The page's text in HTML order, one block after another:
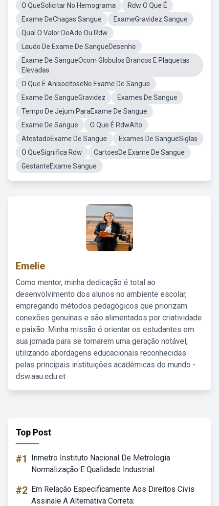
O QueSolicitar No Hemograma
Rdw O Que É
Exame DeChagas Sangue
ExameGravidez Sangue
Qual O Valor DeAde Ou Rdw
Laudo De Exame De SangueDesenho
Exame De SangueOcom Globulos Brancos E Plaquetas
Elevadas
O Que É AnisocitoseNo Exame De Sangue
Exame De SangueGravidez
Exames De Sangue
Tempo De Jejum ParaExame De Sangue
Exame De Sangue
O Que É RdwAlto
AtestadoExame De Sangue
Exames De SangueSiglas
O QueSignifica Rdw
CartoesDe Exame De Sangue
GestanteExame Sangue
Emelie
Como mentor, minha dedicação é total ao
desenvolvimento dos alunos no ambiente escolar,
empregando métodos pedagógicos que priorizam
conexões genuínas e são alimentados por criatividade
e paixão. Minha missão é orientar os estudantes em
sua jornada para se tornarem uma geração notável,
utilizando abordagens educacionais reconhecidas
pelas principais instituições acadêmicas do mundo -
dsw.aau.edu.et.
Top Post
#1
Inmetro Instituto Nacional De Metrologia
Normalização E Qualidade Industrial
#2 Em Relação Especificamente Aos Direitos Civis
Assinale A Alternativa Correta: